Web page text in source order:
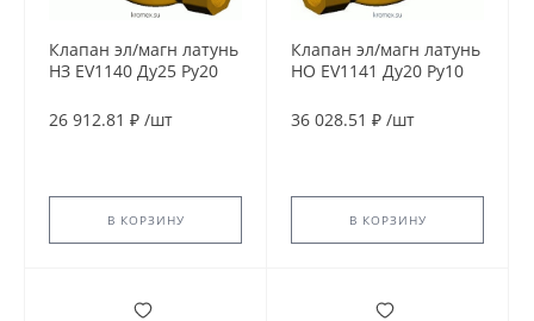
Клапан эл/магн латунь
НЗ EV1140 Ду25 Ру20
Tecofi EV1140-0025-
26 912.81 ₽ /шт
В КОРЗИНУ
Клапан эл/магн латунь
НО EV1141 Ду20 Ру10
Tecofi EV1141-0020-
36 028.51 ₽ /шт
В КОРЗИНУ